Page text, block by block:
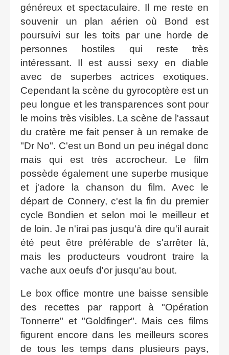
généreux et spectaculaire. Il me reste en
souvenir un plan aérien où Bond est
poursuivi sur les toits par une horde de
personnes hostiles qui reste très
intéressant. Il est aussi sexy en diable
avec de superbes actrices exotiques.
Cependant la scène du gyrocoptère est un
peu longue et les transparences sont pour
le moins très visibles. La scène de l'assaut
du cratère me fait penser à un remake de
"Dr No". C'est un Bond un peu inégal donc
mais qui est très accrocheur. Le film
possède également une superbe musique
et j'adore la chanson du film. Avec le
départ de Connery, c'est la fin du premier
cycle Bondien et selon moi le meilleur et
de loin. Je n'irai pas jusqu'à dire qu'il aurait
été peut être préférable de s'arrêter là,
mais les producteurs voudront traire la
vache aux oeufs d'or jusqu'au bout.
Le box office montre une baisse sensible
des recettes par rapport à "Opération
Tonnerre" et "Goldfinger". Mais ces films
figurent encore dans les meilleurs scores
de tous les temps dans plusieurs pays,